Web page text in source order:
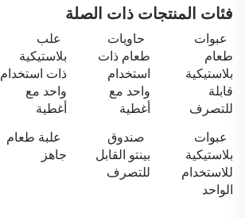
فئات المنتجات ذات الصلة
عبوات
طعام
بلاستيكية
قابلة
للتصرف
حاويات
طعام ذات
استخدام
واحد مع
أغطية
علب
بلاستيكية
ذات استخدام
واحد مع
أغطية
عبوات
بلاستيكية
للاستخدام
الواحد
صندوق
بينتو القابل
للتصرف
علبة طعام
جاهز